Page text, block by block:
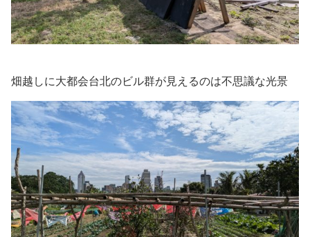
畑越しに大都会台北のビル群が見えるのは不思議な光景